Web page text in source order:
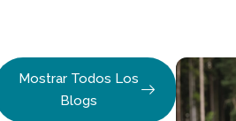
Mostrar Todos Los
Blogs